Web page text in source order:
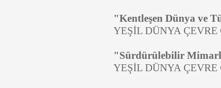
"Kentleşen Dünya ve
YEŞİL DÜNYA ÇEVRE
"Sürdürülebilir
YEŞİL DÜNYA ÇEVRE